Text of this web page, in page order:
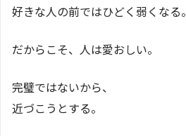
好きな人の前ではひどく弱くなる。
だからこそ、人は愛おしい。
完璧ではないから、
近づこうとする。